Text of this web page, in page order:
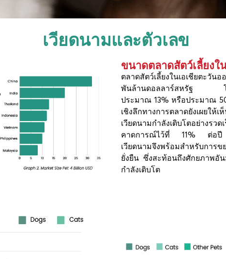
เวียดนามและตัวเลข
ขนาดตลาดสัตว์เลี้ยงใ
ตลาดสัตว์เลี้ยงในเอเชียตะวัน
พันล้านดอลลาร์สหรัฐ โดย
ประมาณ 13% หรือประมาณ
เชิงลึกทางการตลาดยังเผยให้เ
เวียดนามกำลังเติบโตอย่างร
คาดการณ์ไว้ที่ 11% ต่อปี
เวียดนามจึงพร้อมสำหรับการข
ยั่งยืน ซึ่งสะท้อนถึงศักยภาพอั
กำลังเติบโต